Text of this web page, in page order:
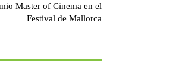
Master of Cinema en el
Festival de Mallorca